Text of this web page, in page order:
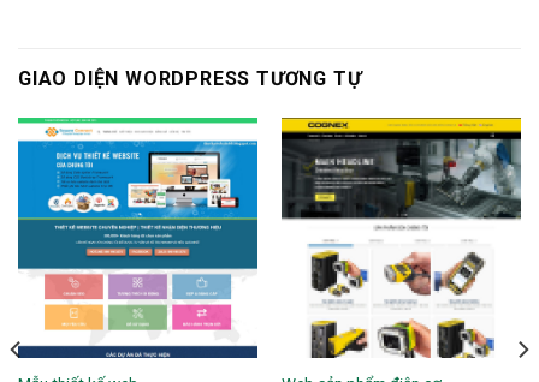
GIAO DIỆN WORDPRESS TƯƠNG TỰ